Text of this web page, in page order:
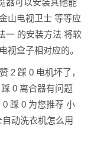
器可以安装其他能
山电视卫士 等等应
一 的安装方法 将软
视盒子相对应的。
2 踩 0 电机坏了，
0 离合器有问题
0 踩 0 为您推荐 小
动洗衣机怎么用